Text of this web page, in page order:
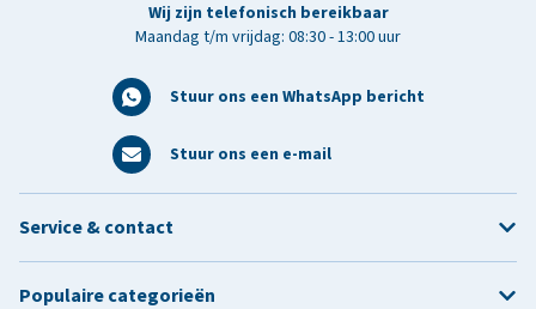
Wij zijn telefonisch bereikbaar
Maandag t/m vrijdag: 08:30 - 13:00 uur
Stuur ons een WhatsApp bericht
Stuur ons een e-mail
Service & contact
Populaire categorieën